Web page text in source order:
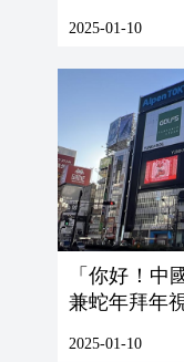
2025-01-10
「你好！中
兼蛇年拜年
2025-01-10